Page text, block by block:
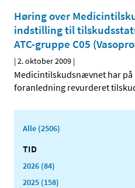
Høring over
indstilling til
ATC-gruppe C05
|2. oktober 2009 |
Medicintilskudsnævnet har
foranledning revurderet
Alle (2506)
TID
2026 (84)
2025 (158)